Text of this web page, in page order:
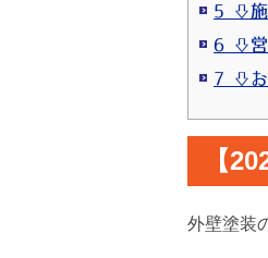
5 ⇩施
6 ⇩営
【
外壁塗装